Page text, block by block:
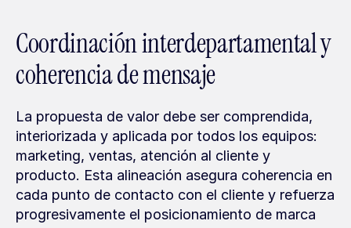
Coordinación interdepartamental y
coherencia de mensaje
La propuesta de valor debe ser comprendida,
interiorizada y aplicada por todos los equipos:
marketing, ventas, atención al cliente y
producto. Esta alineación asegura coherencia en
cada punto de contacto con el cliente y refuerza
progresivamente el posicionamiento de marca